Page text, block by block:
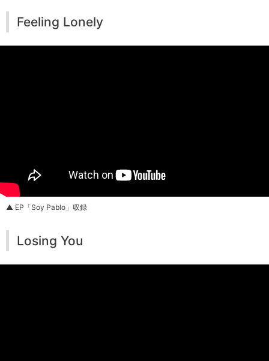
Feeling Lonely
▲ EP「Soy Pablo」収録
Losing You